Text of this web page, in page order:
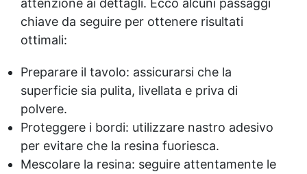
chiave da seguire per ottenere risultati
ottimali:
Preparare il tavolo: assicurarsi che la
superficie sia pulita, livellata e priva di
polvere.
Proteggere i bordi: utilizzare nastro adesivo
per evitare che la resina fuoriesca.
Mescolare la resina: seguire attentamente le